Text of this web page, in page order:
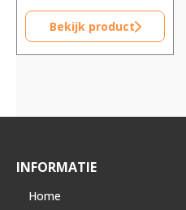
Bekijk product
INFORMATIE
Home